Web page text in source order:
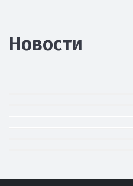
Новости